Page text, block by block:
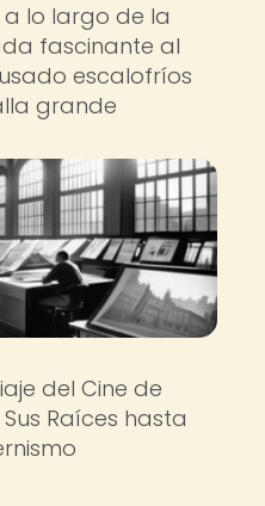
a lo largo de la
fascinante al
escalofríos
grande
del Cine de
Raíces hasta